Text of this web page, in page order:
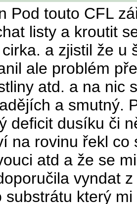
Pod touto CFL
listy a kroutit
a zjistil že u
ale problém
atd. a na nic
a smutný.
deficit dusíku či
na rovinu řekl
atd a že se
vyndat
substrátu který